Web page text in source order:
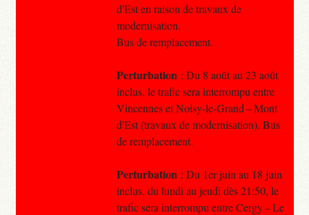
d'Est en raison de travaux de
modernisation.
Bus de remplacement.
Perturbation : Du 8 août au 23 août
inclus, le trafic sera interrompu entre
Vincennes et Noisy-le-Grand – Mont
d'Est (travaux de modernisation). Bus
de remplacement.
Perturbation : Du 1er juin au 18 juin
inclus, du lundi au jeudi dès 21:50, le
trafic sera interrompu entre Cergy – Le